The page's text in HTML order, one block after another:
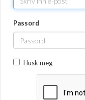
Passord
Husk meg